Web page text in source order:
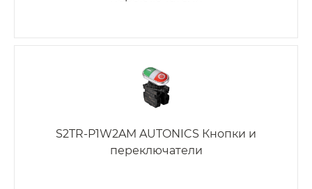
S2TR-P1W2AM AUTONICS Кнопки и
переключатели